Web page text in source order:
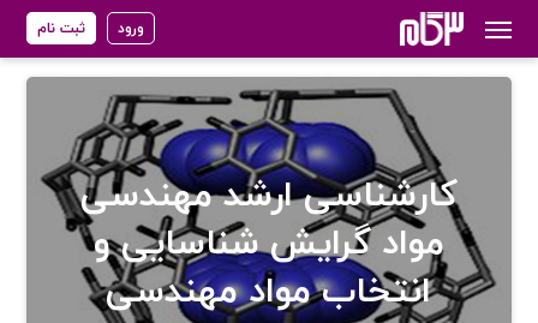
ورود ثبت نام
کارشناسی ارشد مهندسی
مواد گرایش شناسایی و
انتخاب مواد مهندسی